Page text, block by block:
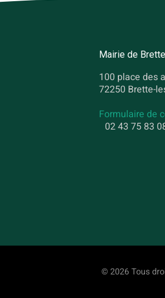
Mairie de
100 place des
72250 Brette-
Formulaire de
02 43 75 83
© 2026 Tous